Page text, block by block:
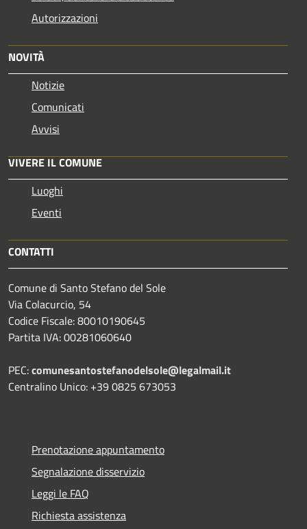
Autorizzazioni
NOVITÀ
Notizie
Comunicati
Avvisi
VIVERE IL COMUNE
Luoghi
Eventi
CONTATTI
Comune di Santo Stefano del Sole
Via Colacurcio, 54
Codice Fiscale: 80010190645
Partita IVA: 00281060640
PEC:comunesantostefanodelsole@legalmail.it
Centralino Unico: +39 0825 673053
Prenotazione appuntamento
Segnalazione disservizio
Leggi le FAQ
Richiesta assistenza